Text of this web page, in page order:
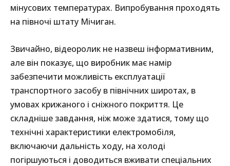
мінусових температурах. Випробування проходять
на півночі штату Мічиган.
Звичайно, відеоролик не назвеш інформативним,
але він показує, що виробник має намір
забезпечити можливість експлуатації
транспортного засобу в північних широтах, в
умовах крижаного і сніжного покриття. Це
складніше завдання, ніж може здатися, тому що
технічні характеристики електромобіля,
включаючи дальність ходу, на холоді
погіршуються і доводиться вживати спеціальних